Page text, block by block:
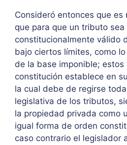
Consideró entonces que es
que para que un tributo sea
constitucionalmente válido
bajo ciertos límites, como
de la base imponible; estos
constitución establece en
la cual debe de regirse
legislativa de los tributos,
la propiedad privada como
igual forma de orden
caso contrario el legislador